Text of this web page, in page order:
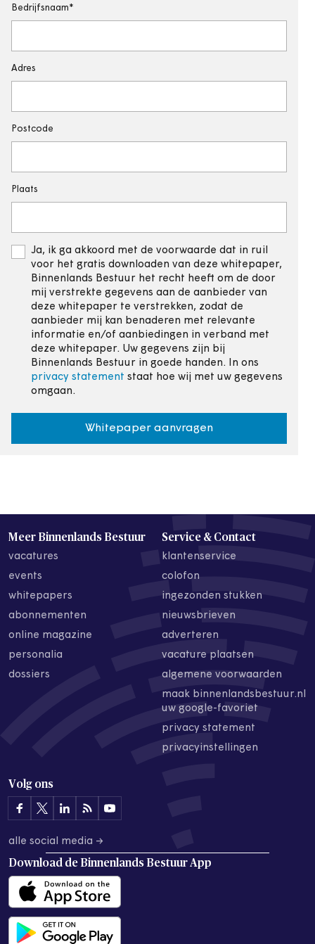
Bedrijfsnaam
Adres
Postcode
Plaats
Ja, ik ga akkoord met de voorwaarde dat in ruil
voor het gratis downloaden van deze whitepaper,
Binnenlands Bestuur het recht heeft om de door
mij verstrekte gegevens aan de aanbieder van
deze whitepaper te verstrekken, zodat de
aanbieder mij kan benaderen met relevante
informatie en/of aanbiedingen in verband met
deze whitepaper. Uw gegevens zijn bij
Binnenlands Bestuur in goede handen. In ons
privacy statement staat hoe wij met uw gegevens
omgaan.
Whitepaper aanvragen
Meer Binnenlands Bestuur
vacatures
events
whitepapers
abonnementen
online magazine
personalia
dossiers
Service & Contact
klantenservice
colofon
ingezonden stukken
nieuwsbrieven
adverteren
vacature plaatsen
algemene voorwaarden
maak binnenlandsbestuur.nl
uw google-favoriet
privacy statement
privacyinstellingen
Volg ons
alle social media →
Download de Binnenlands Bestuur App